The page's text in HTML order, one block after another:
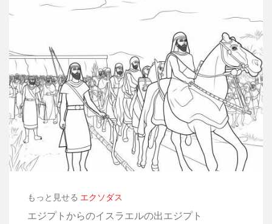
もっと見せる エクソダス
エジプトからのイスラエルの出エジプト